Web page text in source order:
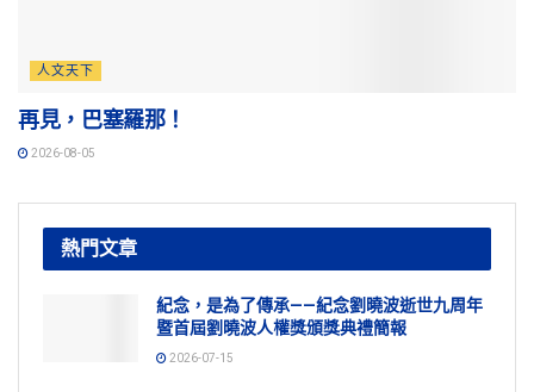
人文天下
再見，巴塞羅那！
2026-08-05
熱門文章
紀念，是為了傳承——紀念劉曉波逝世九周年
暨首屆劉曉波人權獎頒獎典禮簡報
2026-07-15